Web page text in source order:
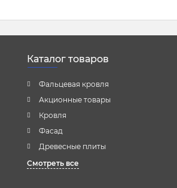
Каталог товаров
Фальцевая кровля
Акционные товары
Кровля
Фасад
Древесные плиты
Смотреть все